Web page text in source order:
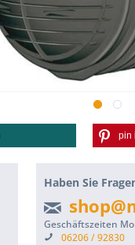
pin
Haben Sie
Geschäftszeiten
06206 / 92830